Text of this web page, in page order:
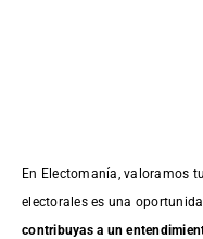
En Electomanía, valoramos
electorales es una
contribuyas a un